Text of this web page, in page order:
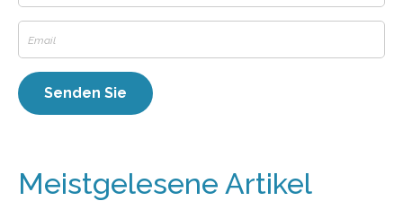
Meistgelesene Artikel